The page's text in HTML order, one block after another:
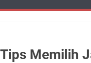
Memilih